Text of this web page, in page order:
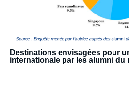
Destinations envisagées pour
internationale par les alumni du